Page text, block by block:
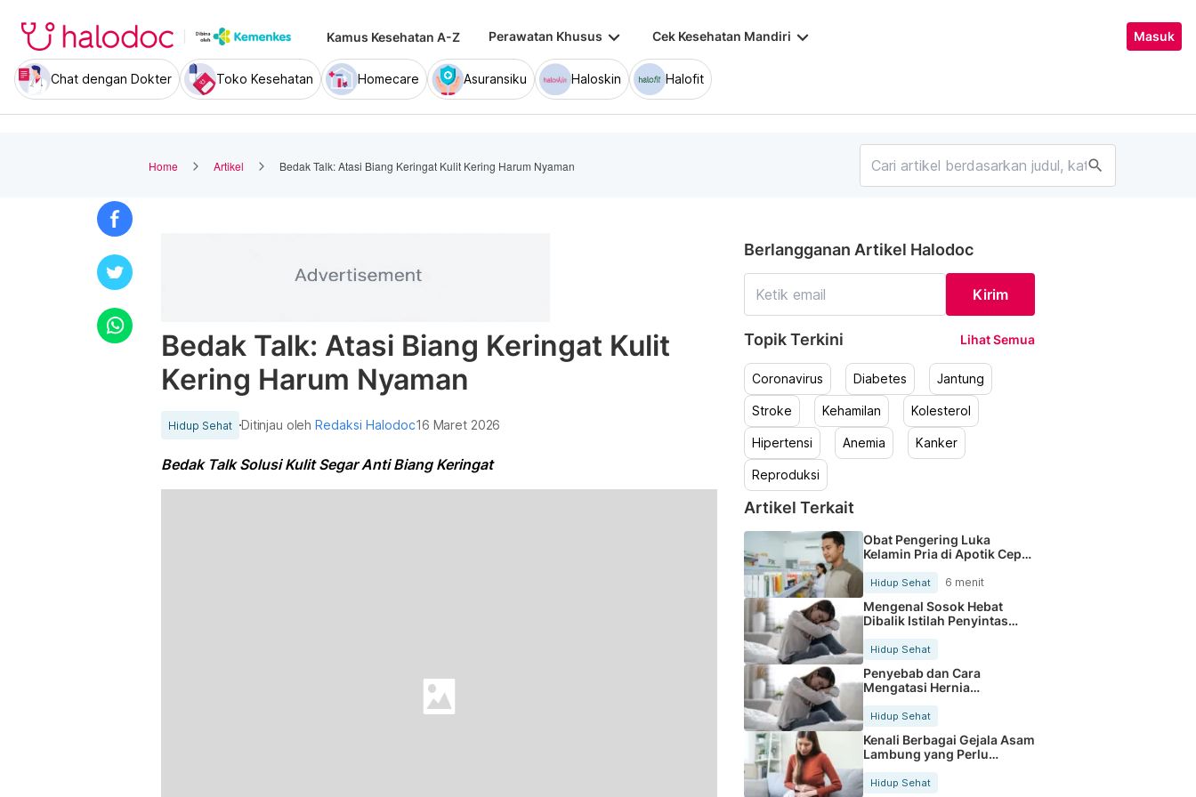
Kamus Kesehatan A-Z Perawatan Khusus keyboard_arrow_down Cek Kesehatan Mandiri keyboard_arrow_down Masuk
Chat dengan Dokter Toko Kesehatan Homecare Asuransiku Haloskin Halofit
Home Artikel Bedak Talk: Atasi Biang Keringat Kulit Kering Harum Nyaman search
Bedak Talk: Atasi Biang Keringat Kulit
Kering Harum Nyaman
Hidup Sehat Ditinjau olehRedaksi Halodoc16 Maret 2026
Bedak Talk Solusi Kulit Segar Anti Biang Keringat
Berlangganan Artikel Halodoc
Kirim
Topik Terkini Lihat Semua
Coronavirus Diabetes Jantung
Stroke Kehamilan Kolesterol
Hipertensi Anemia Kanker
Reproduksi
Artikel Terkait
Obat Pengering Luka
Kelamin Pria di Apotik Cepat
Hidup Sehat 6 menit
Mengenal Sosok Hebat
Dibalik Istilah Penyintas
Hidup Sehat
Penyebab dan Cara
Mengatasi Hernia
Hidup Sehat
Kenali Berbagai Gejala Asam
Lambung yang Perlu
Diwaspadai
Hidup Sehat